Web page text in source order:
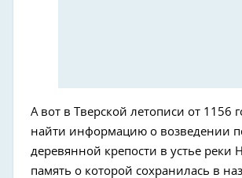
А вот в Тверской летописи от 1156
найти информацию о возведении
деревянной крепости в устье реки
память о которой сохранилась в